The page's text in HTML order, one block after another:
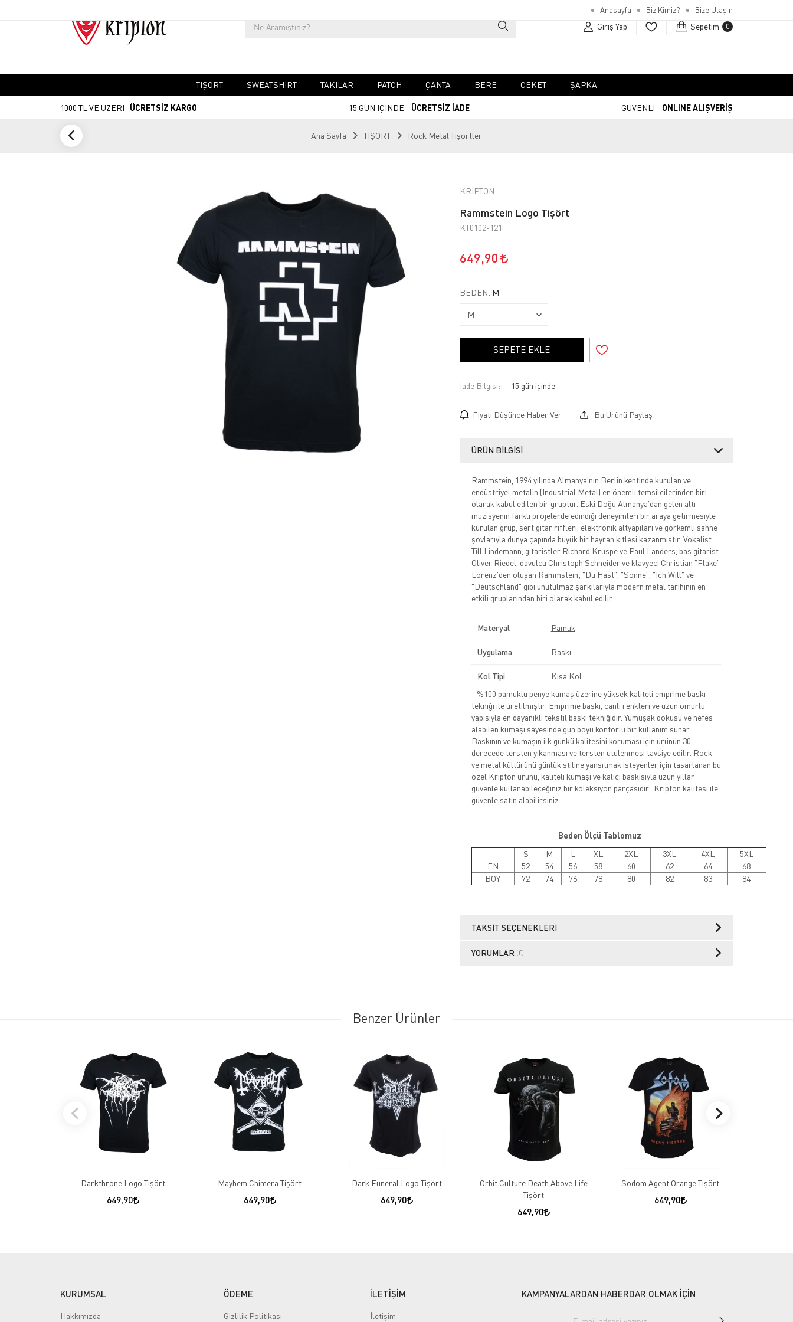
Anasayfa Biz Kimiz? Bize Ulaşın
Giriş Yap Sepetim 0
TIŞÖRT SWEATSHIRT TAKILAR PATCH ÇANTA BERE CEKET ŞAPKA
1000 TL VE ÜZERİ -ÜCRETSİZ KARGO 15 GÜN İÇİNDE - ÜCRETSİZ İADE GÜVENLİ - ONLINE ALIŞVERİŞ
Ana Sayfa TİŞÖRT Rock Metal Tişörtler
KRIPTON
Rammstein Logo Tişört
KT0102-121
649,90
BEDEN: M
SEPETE EKLE
İade Bilgisi:
Fiyatı Düşünce Haber Ver Bu Ürünü Paylaş
ÜRÜN BILGISI
Rammstein, 1994 yılında Almanya'nın Berlin kentinde kurulan ve
endüstriyel metalin (Industrial Metal) en önemli temsilcilerinden biri
olarak kabul edilen bir gruptur. Eski Doğu Almanya'dan gelen altı
müzisyenin farklı projelerde edindiği deneyimleri bir araya getirmesiyle
kurulan grup, sert gitar riffleri, elektronik altyapıları ve görkemli sahne
şovlarıyla dünya çapında büyük bir hayran kitlesi kazanmıştır. Vokalist
Till Lindemann, gitaristler Richard Kruspe ve Paul Landers, bas gitarist
Oliver Riedel, davulcu Christoph Schneider ve klavyeci Christian "Flake"
Lorenz'den oluşan Rammstein; "Du Hast", "Sonne", "Ich Will" ve
"Deutschland" gibi unutulmaz şarkılarıyla modern metal tarihinin en
etkili gruplarından biri olarak kabul edilir.
Materyal Pamuk
Uygulama Baskı
Kol Tipi
Kısa Kol
%100 pamuklu penye kumaş üzerine yüksek kaliteli emprime baskı
tekniği ile üretilmiştir. Emprime baskı, canlı renkleri ve uzun ömürlü
yapısıyla en dayanıklı tekstil baskı tekniğidir. Yumuşak dokusu ve nefes
alabilen kumaşı sayesinde gün boyu konforlu bir kullanım sunar.
Baskının ve kumaşın ilk günkü kalitesini koruması için ürünün 30
derecede tersten yıkanması ve tersten ütülenmesi tavsiye edilir. Rock
ve metal kültürünü günlük stiline yansıtmak isteyenler için tasarlanan bu
özel Kripton ürünü, kaliteli kumaşı ve kalıcı baskısıyla uzun yıllar
güvenle kullanabileceğiniz bir koleksiyon parçasıdır. Kripton kalitesi ile
güvenle satın alabilirsiniz.
Beden Ölçü Tablomuz
S
M L XL 2XL 3XL 4XL
5XL
EN
52 54 56 58 60 62 64
68
BOY
72 74 76 78 80 82 83 84
TAKSIT SEÇENEKLERI
YORUMLAR (0)
Benzer Ürünler
Darkthrone Logo Tişört
649,90
Mayhem Chimera Tişört
649,90
Dark Funeral Logo Tişört
649,90
Orbit Culture Death Above Life
Tişört
649,90
Sodom Agent Orange Tişört
649,90
KURUMSAL
Hakkımızda
ÖDEME
Gizlilik Politikası
İLETİŞİM
İletişim
KAMPANYALARDAN HABERDAR OLMAK İÇİN